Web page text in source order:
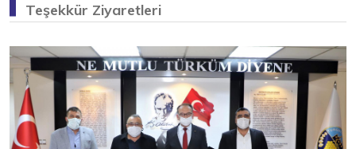
Teşekkür Ziyaretleri